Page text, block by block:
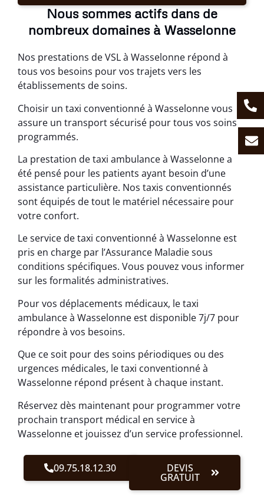
Nous sommes actifs dans de
nombreux domaines à Wasselonne
Nos prestations de VSL à Wasselonne répond à
tous vos besoins pour vos trajets vers les
établissements de soins.
Choisir un taxi conventionné à Wasselonne vous
assure un transport sécurisé pour tous vos soins
programmés.
La prestation de taxi ambulance à Wasselonne a
été pensé pour les patients ayant besoin d’une
assistance particulière. Nos taxis conventionnés
sont équipés de tout le matériel nécessaire pour
votre confort.
Le service de taxi conventionné à Wasselonne est
pris en charge par l’Assurance Maladie sous
conditions spécifiques. Vous pouvez vous informer
sur les formalités administratives.
Pour vos déplacements médicaux, le taxi
ambulance à Wasselonne est disponible 7j/7 pour
répondre à vos besoins.
Que ce soit pour des soins périodiques ou des
urgences médicales, le taxi conventionné à
Wasselonne répond présent à chaque instant.
Réservez dès maintenant pour programmer votre
prochain transport médical en service à
Wasselonne et jouissez d’un service professionnel.
09.75.18.12.30 DEVIS
GRATUIT